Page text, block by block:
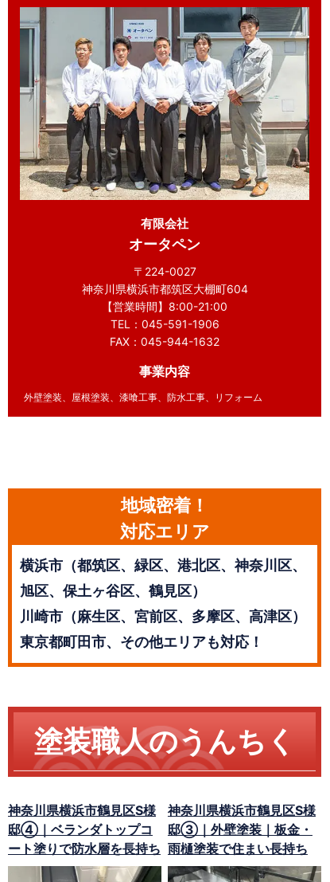
有限会社
オータペン
〒224-0027
神奈川県横浜市都筑区大棚町604
【営業時間】8:00-21:00
TEL：045-591-1906
FAX：045-944-1632
事業内容
外壁塗装、屋根塗装、漆喰工事、防水工事、リフォーム
地域密着！
対応エリア
横浜市（都筑区、緑区、港北区、神奈川区、
旭区、保土ヶ谷区、鶴見区）
川崎市（麻生区、宮前区、多摩区、高津区）
東京都町田市、その他エリアも対応！
塗装職人のうんちく
神奈川県横浜市鶴見区S様
邸④｜ベランダトップコ
ート塗りで防水層を長持ち
神奈川県横浜市鶴見区S様
邸③｜外壁塗装｜板金・
雨樋塗装で住まい長持ち